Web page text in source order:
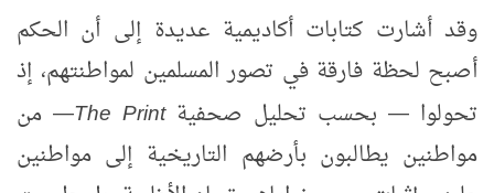
وقد أشارت كتابات أكاديمية عديدة إلى أن الحكم
أصبح لحظة فارقة في تصور المسلمين لمواطنتهم، إذ
تحولوا — بحسب تحليل صحفيةThe Print
— من
مواطنين يطالبون بأرضهم التاريخية إلى مواطنين